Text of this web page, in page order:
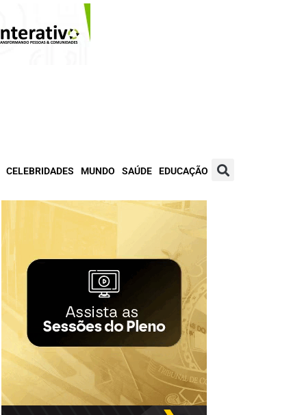
CELEBRIDADES MUNDO SAÚDE EDUCAÇÃO